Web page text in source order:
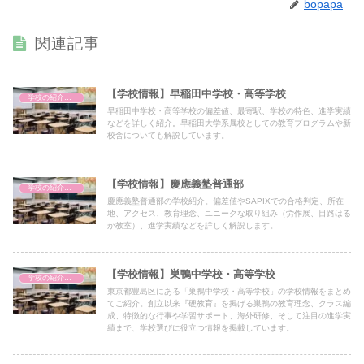
bopapa
関連記事
学校の紹介（備忘録） 【学校情報】早稲田中学校・高等学校
早稲田中学校・高等学校の偏差値、最寄駅、学校の特色、進学実績
などを詳しく紹介。早稲田大学系属校としての教育プログラムや新
校舎についても解説しています。
学校の紹介（備忘録） 【学校情報】慶應義塾普通部
慶應義塾普通部の学校紹介。偏差値やSAPIXでの合格判定、所在
地、アクセス、教育理念、ユニークな取り組み（労作展、目路はる
か教室）、進学実績などを詳しく解説します。
学校の紹介（備忘録） 【学校情報】巣鴨中学校・高等学校
東京都豊島区にある「巣鴨中学校・高等学校」の学校情報をまとめ
てご紹介。創立以来『硬教育』を掲げる巣鴨の教育理念、クラス編
成、特徴的な行事や学習サポート、海外研修、そして注目の進学実
績まで、学校選びに役立つ情報を掲載しています。